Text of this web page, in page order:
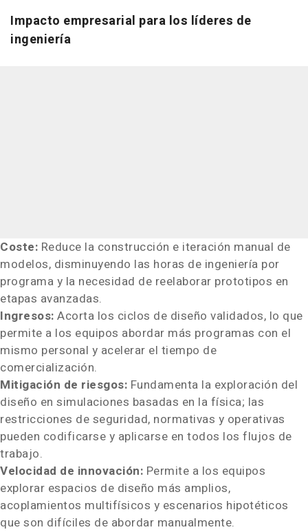
Impacto empresarial para los líderes de
ingeniería
Coste: Reduce la construcción e iteración manual de
modelos, disminuyendo las horas de ingeniería por
programa y la necesidad de reelaborar prototipos en
etapas avanzadas.
Ingresos: Acorta los ciclos de diseño validados, lo que
permite a los equipos abordar más programas con el
mismo personal y acelerar el tiempo de
comercialización.
Mitigación de riesgos: Fundamenta la exploración del
diseño en simulaciones basadas en la física; las
restricciones de seguridad, normativas y operativas
pueden codificarse y aplicarse en todos los flujos de
trabajo.
Velocidad de innovación: Permite a los equipos
explorar espacios de diseño más amplios,
acoplamientos multifísicos y escenarios hipotéticos
que son difíciles de abordar manualmente.